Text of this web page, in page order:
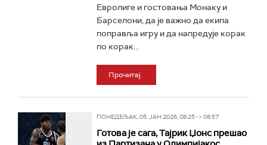
Евролиге и гостовања Монаку и
Барселони, да је важно да екипа
поправља игру и да напредује корак
по корак...
Прочитај
ПОНЕДЕЉАК, 05. ЈАН 2026, 08:25 -> 08:57
Готова је сага, Тајрик Џонс прешао